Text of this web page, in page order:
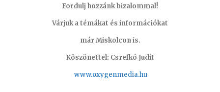
Fordulj hozzánk bizalommal!
Várjuk a témákat és információkat
már Miskolcon is.
Köszönettel: Csrefkó Judit
www.oxygenmedia.hu